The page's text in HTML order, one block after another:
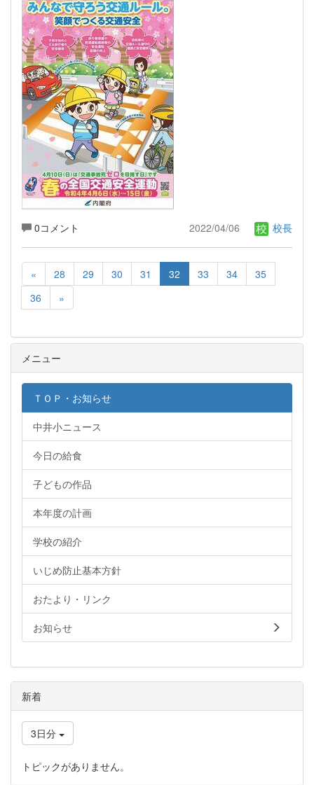
0コメント 2022/04/06 校長
« 28 29 30 31 32 33 34
35
36
»
メニュー
ＴＯＰ・お知らせ
中井小ニュース
今日の給食
子どもの作品
本年度の計画
学校の紹介
いじめ防止基本方針
おたより・リンク
お知らせ
新着
3日分
トピックがありません。